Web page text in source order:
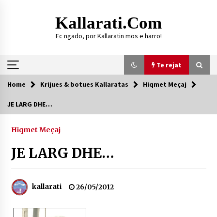
Kallarati.com
Ec ngado, por Kallaratin mos e harro!
Te rejat
Te rejat
SHOQATËS “KALLARATI”
Gazeta Kallarati nr. 118
SI U ARRIT TË REALIZOHEJ PERLA FOLKLORIKE
“JANINËS Ç’I PANË SYTË”
06/06/2026
Home Krijues & botues Kallaratas Hiqmet Meçaj
JE LARG DHE…
Hiqmet Meçaj
JE LARG DHE…
kallarati 26/05/2012